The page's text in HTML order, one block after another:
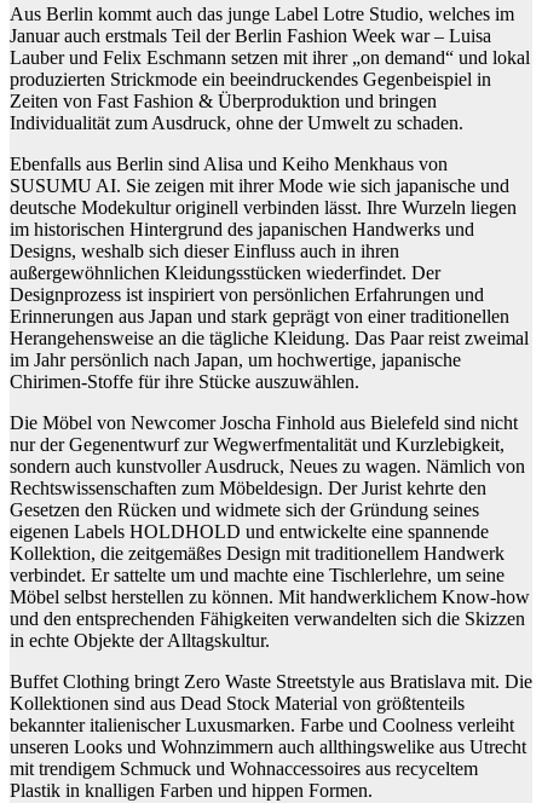
Aus Berlin kommt auch das junge Label Lotre Studio, welches im
Januar auch erstmals Teil der Berlin Fashion Week war – Luisa
Lauber und Felix Eschmann setzen mit ihrer „on demand“ und lokal
produzierten Strickmode ein beeindruckendes Gegenbeispiel in
Zeiten von Fast Fashion & Überproduktion und bringen
Individualität zum Ausdruck, ohne der Umwelt zu schaden.
Ebenfalls aus Berlin sind Alisa und Keiho Menkhaus von
SUSUMU AI. Sie zeigen mit ihrer Mode wie sich japanische und
deutsche Modekultur originell verbinden lässt. Ihre Wurzeln liegen
im historischen Hintergrund des japanischen Handwerks und
Designs, weshalb sich dieser Einfluss auch in ihren
außergewöhnlichen Kleidungsstücken wiederfindet. Der
Designprozess ist inspiriert von persönlichen Erfahrungen und
Erinnerungen aus Japan und stark geprägt von einer traditionellen
Herangehensweise an die tägliche Kleidung. Das Paar reist zweimal
im Jahr persönlich nach Japan, um hochwertige, japanische
Chirimen-Stoffe für ihre Stücke auszuwählen.
Die Möbel von Newcomer Joscha Finhold aus Bielefeld sind nicht
nur der Gegenentwurf zur Wegwerfmentalität und Kurzlebigkeit,
sondern auch kunstvoller Ausdruck, Neues zu wagen. Nämlich von
Rechtswissenschaften zum Möbeldesign. Der Jurist kehrte den
Gesetzen den Rücken und widmete sich der Gründung seines
eigenen Labels HOLDHOLD und entwickelte eine spannende
Kollektion, die zeitgemäßes Design mit traditionellem Handwerk
verbindet. Er sattelte um und machte eine Tischlerlehre, um seine
Möbel selbst herstellen zu können. Mit handwerklichem Know-how
und den entsprechenden Fähigkeiten verwandelten sich die Skizzen
in echte Objekte der Alltagskultur.
Buffet Clothing bringt Zero Waste Streetstyle aus Bratislava mit. Die
Kollektionen sind aus Dead Stock Material von größtenteils
bekannter italienischer Luxusmarken. Farbe und Coolness verleiht
unseren Looks und Wohnzimmern auch allthingswelike aus Utrecht
mit trendigem Schmuck und Wohnaccessoires aus recyceltem
Plastik in knalligen Farben und hippen Formen.